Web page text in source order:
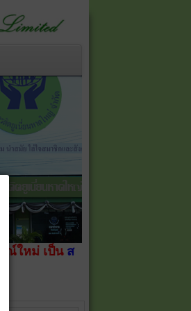
นสหกรณ์เครดิตยูเนี่ยนหาดใหญ่ จ